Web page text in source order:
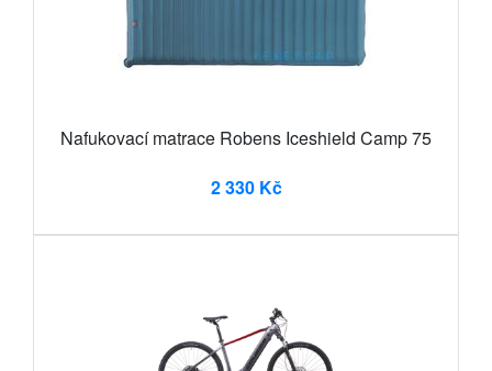
Nafukovací matrace Robens Iceshield Camp 75
2 330 Kč